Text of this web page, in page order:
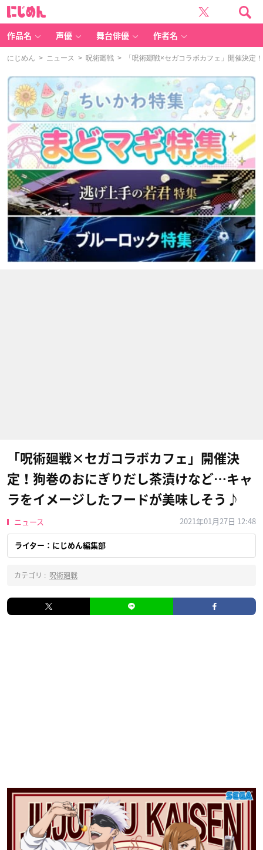
作品名 声優 舞台俳優 作者名
にじめん > ニュース > 呪術廻戦 > 「呪術廻戦×セガコラボカフェ」開催決定
「呪術廻戦×セガコラボカフェ」開催決
定！狗巻のおにぎりだし茶漬けなど…キャ
ラをイメージしたフードが美味しそう♪
ニュース 2021年01月27日 12:48
ライター：にじめん編集部
カテゴリ : 呪術廻戦